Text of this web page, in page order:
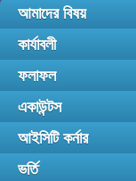
আমাদের বিষয়
কার্যাবলী
ফলাফল
একাউন্টস
আইসিটি কর্নার
ভর্তি